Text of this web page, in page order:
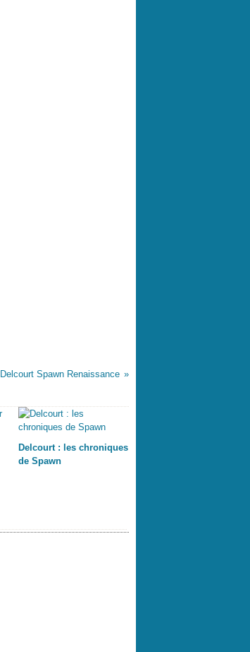
Delcourt Spawn Renaissance
Delcourt : les chroniques
de Spawn